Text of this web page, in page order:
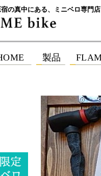
の真中にある、ミニベロ専門店